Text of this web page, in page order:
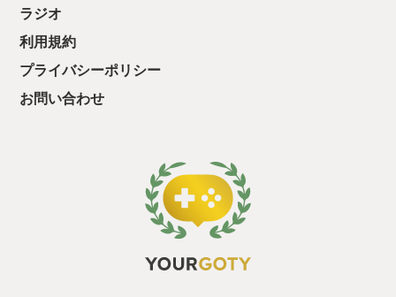
然いそうですし、「あーもう！次は失敗しないから！本当に次
しゃるかと思います。 前者のタイプの方は他の方がYOUR
良いかと思いますが、後者を選ばれる稀有な方は是非騙された
と思って遊んでみていただきたいです。 【やってみてもいいけ
ど、どのプラットフォームで遊べるん？】 今回このレビュー書
はNintendo Switch、、Xbox One、Microsoft Windows、Xbox
Series X/Sに対応しています。 ちなみに私はNintendo Switch
で遊んでいますがとても快適ですよ！ 【お前の話が長いから50
文字以内で要約して】 手持ちのカードをせっせと強化して、半
ギレになりながらも遊んでしまう中毒性の高いゲームです！
この機会にウィッシュリストに放り込むなりして是非チェック
ラジオ
利用規約
プライバシーポリシー
お問い合わせ